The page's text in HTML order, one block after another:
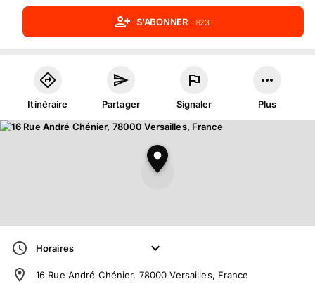
S'ABONNER 823
Itinéraire Partager Signaler Plus
Horaires
16 Rue André Chénier, 78000 Versailles, France